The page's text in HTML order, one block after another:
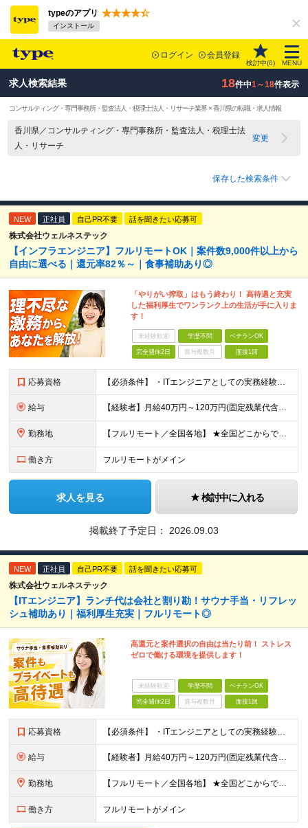
typeのアプリ
インストール
ログイン 会員登録
検討中(0) MENU
求人検索結果 18件中1～18件表示
コンサルティング・専門事務所・監査法人・税理士法人・リサーチ業界 × 香川県の転職・求人情報
香川県／コンサルティング・専門事務所・監査法人・税理士法
人・リサーチ
変更
保存した検索条件
NEW 正社員 自己PR不要 話を聞きたい応募可
株式会社ウェルネステック
【インフラエンジニア】フルリモートOK｜案件数9,000件以上から
自由に選べる｜還元率82％～｜食事補助あり◎
「やりがい搾取」はもう終わり！ 高待遇と充実
した福利厚生でワンランク上の生活が手に入りま
す！
未経験歓迎 学歴不問 ベテランOK
完全週休2日 賞与複数月 面接1回
応募資格 【必須条件】 ・ITエンジニアとしての実務経験が1年以上ある方 ※開発・インフラ・運用保守など分野・フェーズは不問！ ※学歴不問 【歓迎条件】 ・基本設計、詳細設計などの経験がある方 ・AWS, G
給与 【経験者】月給40万円～120万円(固定残業代含む)+各種手当 ※月給には、みなし残業手当(月30時間／5万8,000円～15万7,000円)を含みます ※上記を超える時間外労働分は追加で支給します
勤務地 【フルリモート／全国各地】 ★全国どこからでも参画可能！フルリモート案件も多数！ ※プロジェクトは100%選択制。あなたの希望を最優先します。 ※フルリモート、ハイブリッド、常駐案件から自由に選択可能
働き方 フルリモートがメイン
求人を見る 検討中に入れる
掲載終了予定日： 2026.09.03
NEW 正社員 自己PR不要 話を聞きたい応募可
株式会社ウェルネステック
【ITエンジニア】ランチ代は会社と割り勘！サウナ手当・リフレッ
シュ補助あり｜福利厚生充実｜フルリモート◎
高還元と案件選択の自由は当たり前！ ストレス
ゼロで働ける環境を提供します！
未経験歓迎 学歴不問 ベテランOK
完全週休2日 賞与複数月 面接1回
応募資格 【必須条件】 ・ITエンジニアとしての実務経験が1年以上ある方 ※開発・インフラ・運用保守など分野・フェーズは不問！ ※学歴不問 【歓迎条件】 ・基本設計、詳細設計などの経験がある方 ・AWS, G
給与 【経験者】月給40万円～120万円(固定残業代含む)+各種手当 ※月給には、みなし残業手当(月30時間／5万8,000円～15万7,000円)を含みます ※上記を超える時間外労働分は追加で支給します
勤務地 【フルリモート／全国各地】 ★全国どこからでも参画可能！フルリモート案件も多数！ ※プロジェクトは100%選択制。あなたの希望を最優先します。 ※フルリモート、ハイブリッド、常駐案件から自由に選択可能
働き方 フルリモートがメイン